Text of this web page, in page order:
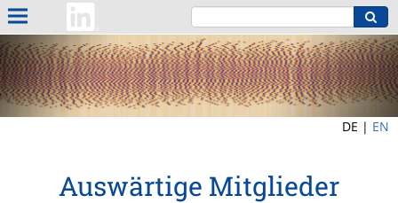
DE | EN
Auswärtige Mitglieder